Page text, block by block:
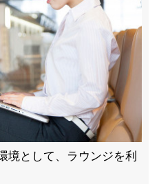
境として、ラウンジを利